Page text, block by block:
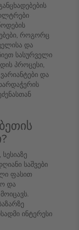
როგორც
და
სასურველი
პროცესი,
და
საშვები
ფასით
და
ინტერესი